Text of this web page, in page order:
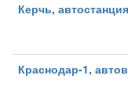
Керчь, автостанция
Краснодар-1,